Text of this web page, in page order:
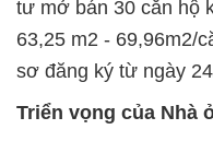
tư mở bán 30 căn hộ
63,25 m2 - 69,96m2/
sơ đăng ký từ ngày
Triển vọng của Nhà